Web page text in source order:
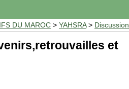
DU MAROC > YAHSRA> Discussion
et